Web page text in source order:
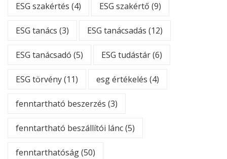
ESG szakértés (4) ESG szakértő (9)
ESG tanács (3) ESG tanácsadás (12)
ESG tanácsadó (5) ESG tudástár(6)
ESG törvény(11) esg értékelés (4)
fenntartható beszerzés (3)
fenntartható beszállítói lánc(5)
fenntarthatóság(50)